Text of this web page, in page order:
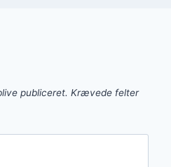
publiceret. Krævede felter